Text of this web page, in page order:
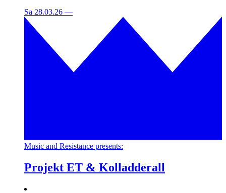
Sa 28.03.26 —
Music and Resistance presents:
Projekt ET & Kolladderall